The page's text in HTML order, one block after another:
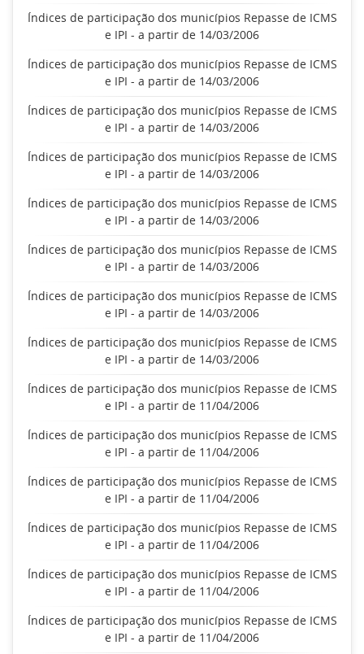
Índices de participação dos municípios Repasse de ICMS
e IPI - a partir de 14/03/2006
Índices de participação dos municípios Repasse de ICMS
e IPI - a partir de 14/03/2006
Índices de participação dos municípios Repasse de ICMS
e IPI - a partir de 14/03/2006
Índices de participação dos municípios Repasse de ICMS
e IPI - a partir de 14/03/2006
Índices de participação dos municípios Repasse de ICMS
e IPI - a partir de 14/03/2006
Índices de participação dos municípios Repasse de ICMS
e IPI - a partir de 14/03/2006
Índices de participação dos municípios Repasse de ICMS
e IPI - a partir de 14/03/2006
Índices de participação dos municípios Repasse de ICMS
e IPI - a partir de 14/03/2006
Índices de participação dos municípios Repasse de ICMS
e IPI - a partir de 11/04/2006
Índices de participação dos municípios Repasse de ICMS
e IPI - a partir de 11/04/2006
Índices de participação dos municípios Repasse de ICMS
e IPI - a partir de 11/04/2006
Índices de participação dos municípios Repasse de ICMS
e IPI - a partir de 11/04/2006
Índices de participação dos municípios Repasse de ICMS
e IPI - a partir de 11/04/2006
Índices de participação dos municípios Repasse de ICMS
e IPI - a partir de 11/04/2006